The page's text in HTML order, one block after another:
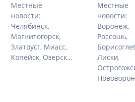
Местные
новости:
Челябинск,
Магнитогорск,
Златоуст, Миасс,
Копейск, Озерск…
Местные
новости:
Воронеж,
Россошь,
Лиски,